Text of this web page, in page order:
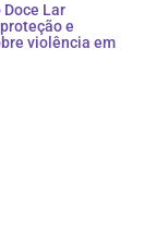
Lar
e
violência em